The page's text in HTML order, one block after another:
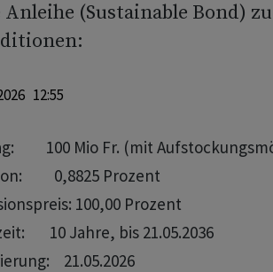
Anleihe (Sustainable Bond)
12:55
100 Mio Fr. (mit
0,8825 Prozent
100,00 Prozent
10 Jahre, bis 21.05.2036
21.05.2026